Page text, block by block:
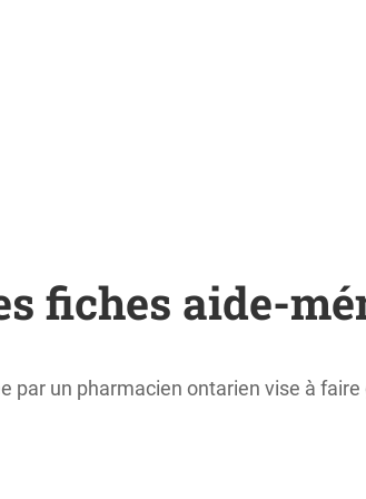
fiches aide-
par un pharmacien ontarien vise à